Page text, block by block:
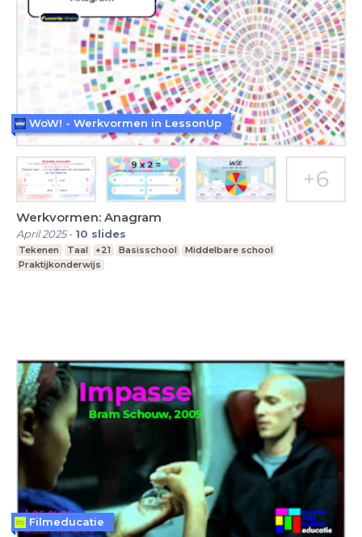
Werkvormen: Anagram
April 2025- 10 slides
Tekenen Taal +21 Basisschool
Middelbare school
Praktijkonderwijs
WoW! - Werkvormen in LessonUp
Filmeducatie